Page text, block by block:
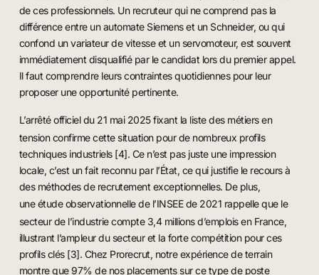
de ces professionnels. Un recruteur qui ne comprend pas la
différence entre un automate Siemens et un Schneider, ou qui
confond un variateur de vitesse et un servomoteur, est souvent
immédiatement disqualifié par le candidat lors du premier appel.
Il faut comprendre leurs contraintes quotidiennes pour leur
proposer une opportunité pertinente.
L’arrêté officiel du 21 mai 2025fixant la liste des métiers en
tension confirme cette situation pour de nombreux profils
techniques industriels [4]. Ce n’est pas juste une impression
locale, c’est un fait reconnu par l’État, ce qui justifie le recours à
des méthodes de recrutement exceptionnelles. De plus,
uneétude observationnelle de l’INSEE de 2021 rappelle que le
secteur de l’industrie compte 3,4 millions d’emplois en France,
illustrant l’ampleur du secteur et la forte compétition pour ces
profils clés [3]. Chez Prorecrut, notre expérience de terrain
montre que 97% de nos placements sur ce type de poste